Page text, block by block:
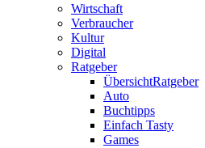
Wirtschaft
Verbraucher
Kultur
Digital
Ratgeber
ÜbersichtRatgeber
Auto
Buchtipps
Einfach Tasty
Games